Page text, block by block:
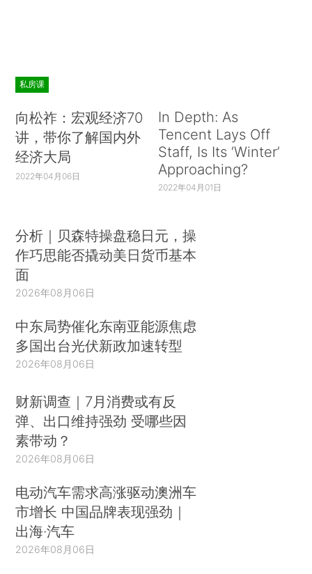
私房课
向松祚：宏观经济70
讲，带你了解国内外
经济大局
2022年04月06日
In Depth: As
Tencent Lays Off
Staff, Is Its ‘Winter’
Approaching?
2022年04月01日
分析｜贝森特操盘稳日元，操
作巧思能否撬动美日货币基本
面
2026年08月06日
中东局势催化东南亚能源焦虑
多国出台光伏新政加速转型
2026年08月06日
财新调查｜7月消费或有反
弹、出口维持强劲 受哪些因
素带动？
2026年08月06日
电动汽车需求高涨驱动澳洲车
市增长 中国品牌表现强劲｜
出海·汽车
2026年08月06日